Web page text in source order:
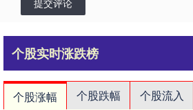
提交评论
个股实时涨跌榜
个股涨幅 个股跌幅 个股流入